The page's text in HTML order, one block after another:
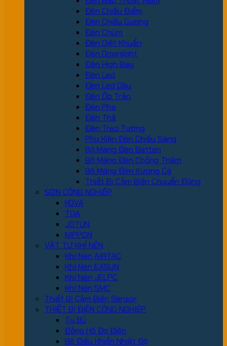
Đèn Chiếu Điểm
Đèn Chiếu Gương
Đèn Chùm
Đèn Diệt Khuẩn
Đèn Downlight
Đèn High Bay
Đèn Led
Đèn Led Dây
Đèn Ốp Trần
Đèn Pha
Đèn Thả
Đèn Treo Tường
Phụ Kiện Đèn Chiếu Sáng
Bộ Máng Đèn Batten
Bộ Máng Đèn Chống Thấm
Bộ Máng Đèn Xương Cá
Thiết Bị Cảm Biến Chuyển Động
SƠN CÔNG NGHIỆP
KOVA
TOA
JOTUN
NIPPON
VẬT TƯ KHÍ NÉN
Khí Nén AIRTAC
Khí Nén EASUN
Khí Nén JELPC
Khí Nén SMC
Thiết Bị Cảm Biến Sensor
THIẾT BỊ ĐIỆN CÔNG NGHIỆP
Tụ Bù
Đồng Hồ Đo Điện
Bộ Điều Khiển Nhiệt Độ